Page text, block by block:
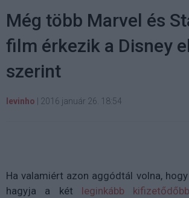
Még több Marvel és
film érkezik a Disney
szerint
levinho 2016 január 26. 18:54
Ha valamiért azon aggódtál volna,
hagyja a két leginkább kifizetődőbb